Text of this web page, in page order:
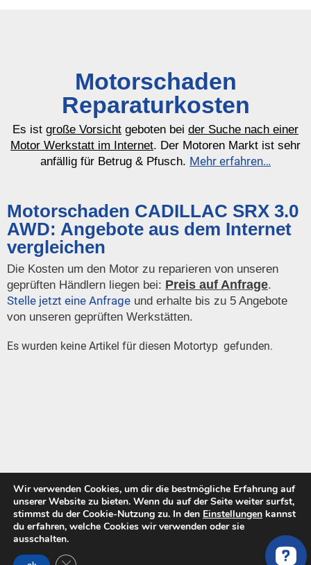
Motorschaden
Reparaturkosten
Es ist große Vorsicht geboten bei der Suche nach einer
Motor Werkstatt im Internet. Der Motoren Markt ist sehr
anfällig für Betrug & Pfusch. Mehr erfahren…
Motorschaden CADILLAC SRX 3.0
AWD: Angebote aus dem Internet
vergleichen
Die Kosten um den Motor zu reparieren von unseren
geprüften Händlern liegen bei: Preis auf Anfrage.
Stelle jetzt eine Anfrage und erhalte bis zu 5 Angebote
von unseren geprüften Werkstätten.
Es wurden keine Artikel für diesen Motortyp gefunden.
*Wir verlinken auf ausgewählte Online-Shops und Partner(z.B. eBay) und
Wir verwenden Cookies, um dir die bestmögliche Erfahrung auf
unserer Website zu bieten. Wenn du auf der Seite weiter surfst,
stimmst du der Cookie-Nutzung zu. In den Einstellungen kannst
du erfahren, welche Cookies wir verwenden oder sie
ausschalten.
GDPR Cookie-Banner schließen